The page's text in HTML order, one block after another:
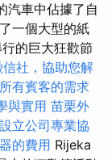
汽車中佔據了自
一個大型的紙
的巨大狂歡節
信社，協助您解
有賓客的需求
與實用 苗栗外
立公司專業協
的費用 Rijeka